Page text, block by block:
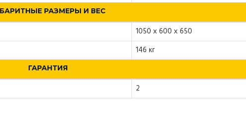
РАЗМЕРЫ И ВЕС
1050 х 600 х 650
146 кг
ГАРАНТИЯ
2